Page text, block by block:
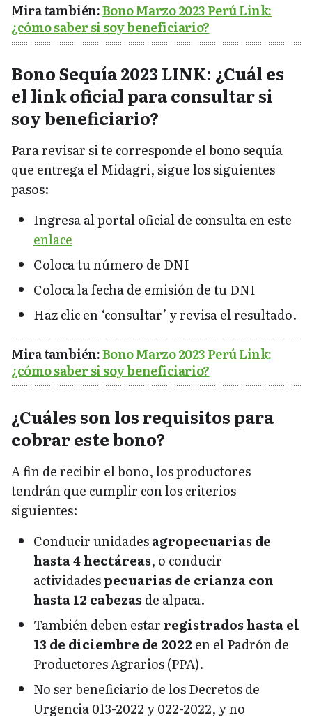
Mira también:Bono Marzo 2023 Perú Link:
¿cómo saber si soy beneficiario?
Bono Sequía 2023 LINK: ¿Cuál es
el link oficial para consultar si
soy beneficiario?
Para revisar si te corresponde el bono sequía
que entrega el Midagri, sigue los siguientes
pasos:
Ingresa al portal oficial de consulta en este
enlace
Coloca tu número de DNI
Coloca la fecha de emisión de tu DNI
Haz clic en ‘consultar’ y revisa el resultado.
Mira también:Bono Marzo 2023 Perú Link:
¿cómo saber si soy beneficiario?
¿Cuáles son los requisitos para
cobrar este bono?
A fin de recibir el bono, los productores
tendrán que cumplir con los criterios
siguientes:
Conducir unidadesagropecuarias de
hasta 4 hectáreas, o conducir
actividadespecuarias de crianza con
hasta 12 cabezas de alpaca.
También deben estar registrados hasta el
13 de diciembre de 2022en el Padrón de
Productores Agrarios (PPA).
No ser beneficiario de los Decretos de
Urgencia 013-2022 y 022-2022, y no